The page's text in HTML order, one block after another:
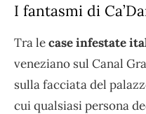
I fantasmi di
Tra lecase infestate
veneziano sul Canal
sulla facciata del
cui qualsiasi persona